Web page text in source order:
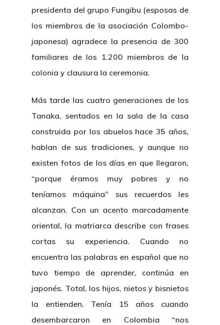
presidenta del grupo Fungibu (esposas de
los miembros de la asociación Colombo-
japonesa) agradece la presencia de 300
familiares de los 1.200 miembros de la
colonia y clausura la ceremonia.
Más tarde las cuatro generaciones de los
Tanaka, sentados en la sala de la casa
construida por los abuelos hace 35 años,
hablan de sus tradiciones, y aunque no
existen fotos de los días en que llegaron,
“porque éramos muy pobres y no
teníamos máquina” sus recuerdos les
alcanzan. Con un acento marcadamente
oriental, la matriarca describe con frases
cortas su experiencia. Cuando no
encuentra las palabras en español que no
tuvo tiempo de aprender, continúa en
japonés. Total, los hijos, nietos y bisnietos
la entienden. Tenía 15 años cuando
desembarcaron en Colombia “nos